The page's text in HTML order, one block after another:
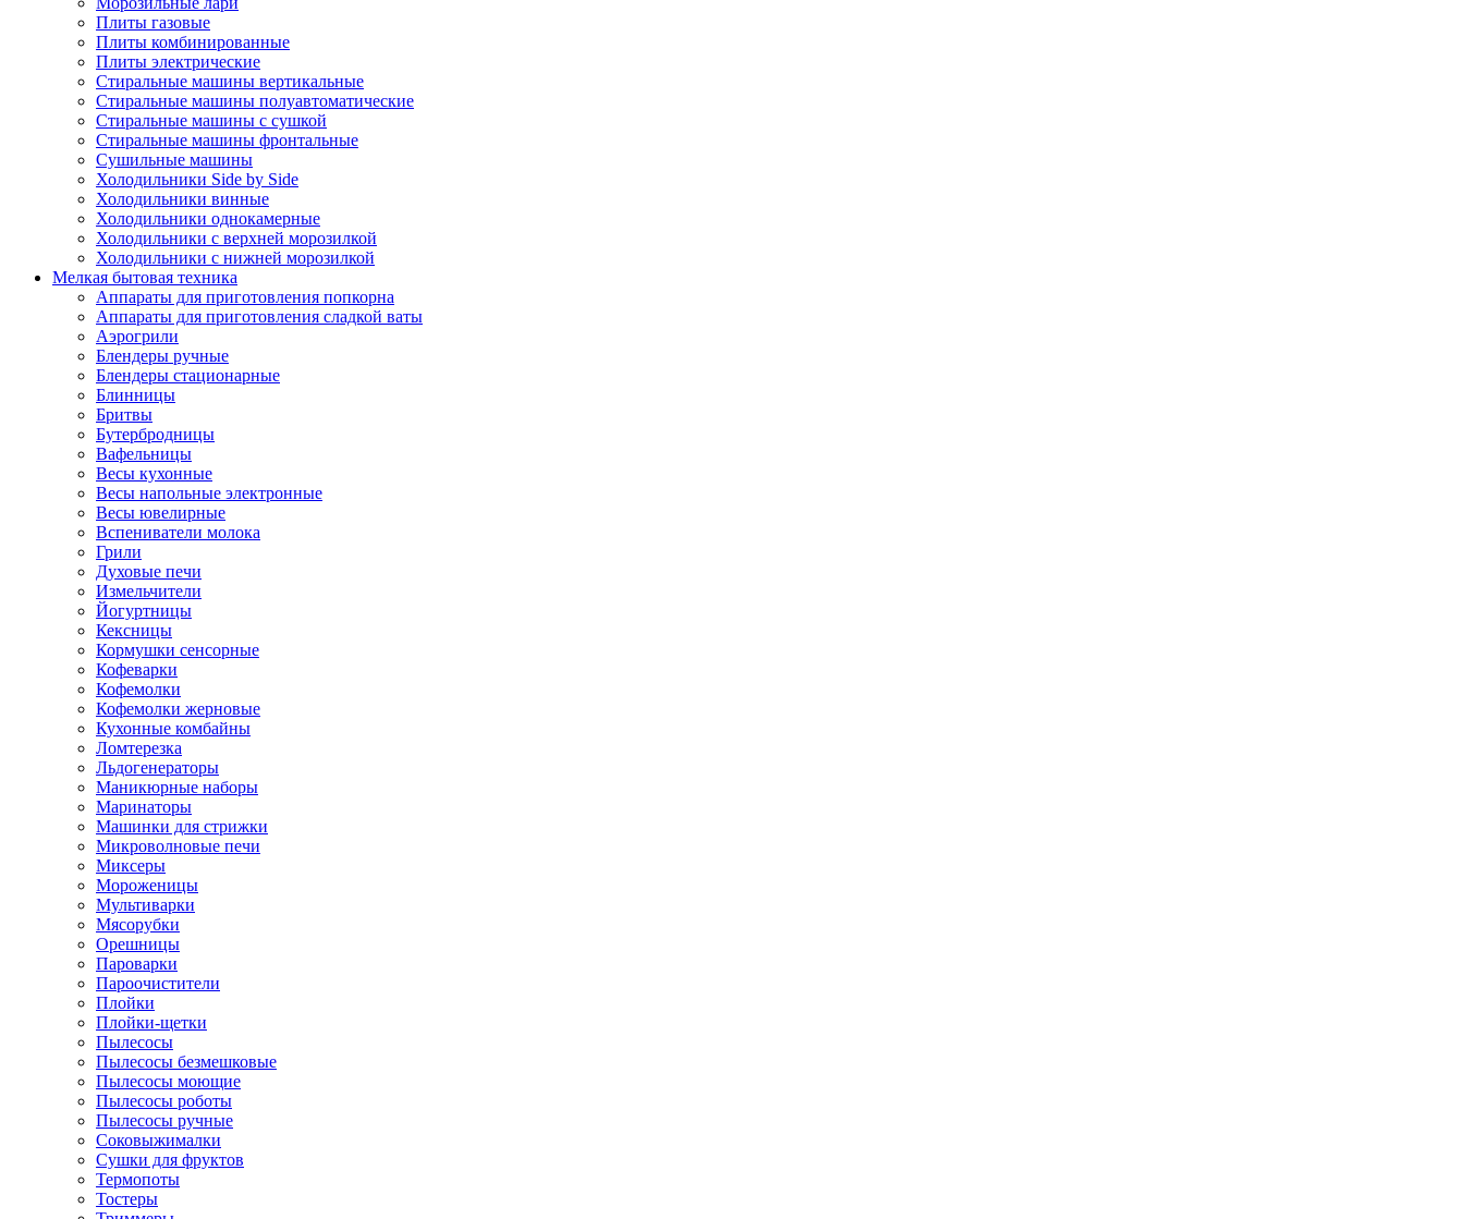
Плиты газовые
Плиты комбинированные
Плиты электрические
Стиральные машины вертикальные
Стиральные машины полуавтоматические
Стиральные машины с сушкой
Стиральные машины фронтальные
Сушильные машины
Холодильники Side by Side
Холодильники винные
Холодильники однокамерные
Холодильники с верхней морозилкой
Холодильники с нижней морозилкой
Мелкая бытовая техника
Аппараты для приготовления попкорна
Аппараты для приготовления сладкой ваты
Аэрогрили
Блендеры ручные
Блендеры стационарные
Блинницы
Бритвы
Бутербродницы
Вафельницы
Весы кухонные
Весы напольные электронные
Весы ювелирные
Вспениватели молока
Грили
Духовые печи
Измельчители
Йогуртницы
Кексницы
Кормушки сенсорные
Кофеварки
Кофемолки
Кофемолки жерновые
Кухонные комбайны
Ломтерезка
Льдогенераторы
Маникюрные наборы
Маринаторы
Машинки для стрижки
Микроволновые печи
Миксеры
Мороженицы
Мультиварки
Мясорубки
Орешницы
Пароварки
Пароочистители
Плойки
Плойки-щетки
Пылесосы
Пылесосы безмешковые
Пылесосы моющие
Пылесосы роботы
Пылесосы ручные
Соковыжималки
Сушки для фруктов
Термопоты
Тостеры